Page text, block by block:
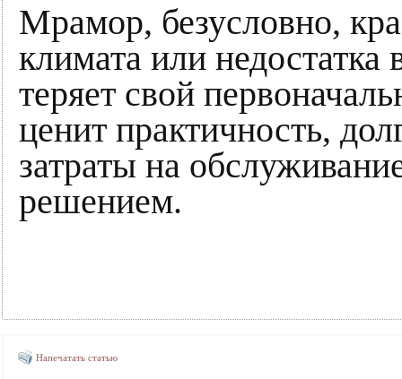
Мрамор, безусловно,
климата или
теряет свой
ценит практичность,
затраты на
решением.
Напечатать статью